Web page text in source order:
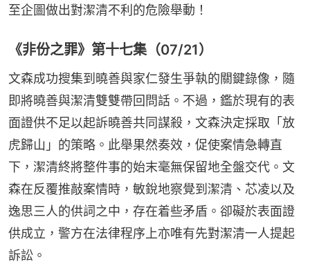
至企圖做出對潔清不利的危險舉動！
《非份之罪》第十七集（07/21）
文森成功搜集到曉善與家仁發生爭執的關鍵錄像，隨
即將曉善與潔清雙雙帶回問話。不過，鑑於現有的表
面證供不足以起訴曉善共同謀殺，文森決定採取「放
虎歸山」的策略。此舉果然奏效，促使案情急轉直
下，潔清終將整件事的始末毫無保留地全盤交代。文
森在反覆推敲案情時，敏銳地察覺到潔清、芯凌以及
逸思三人的供詞之中，存在着些矛盾。卻礙於表面證
供成立，警方在法律程序上亦唯有先對潔清一人提起
訴訟。